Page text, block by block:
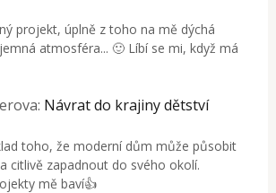
projekt, úplně z toho na mě dýchá
atmosféra... 🙂 Líbí se mi, když má
: Návrat do krajiny dětství
toho, že moderní dům může působit
citlivě zapadnout do svého okolí.
mě baví👍